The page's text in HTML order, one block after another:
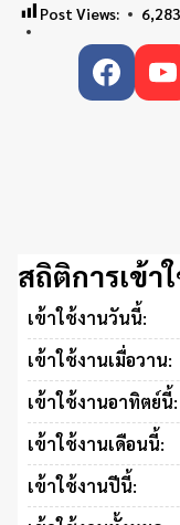
Post Views: 6,283
สถิติการเข้า
เข้าใช้งานวันนี้:
เข้าใช้งานเมื่อวาน:
เข้าใช้งานอาทิตย์นี้:
เข้าใช้งานเดือนนี้:
เข้าใช้งานปีนี้: